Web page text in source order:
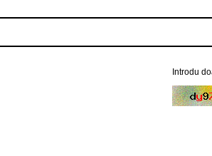
Introdu